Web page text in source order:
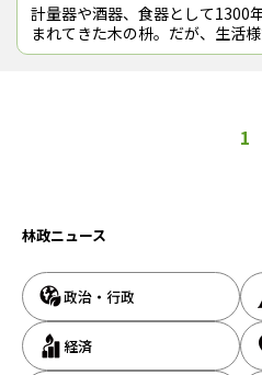
計量器や酒器、食器として1300
まれてきた木の枡。だが、生活
で、従来の用途は狭まっており
1
林政ニュース
政治・行政
経済